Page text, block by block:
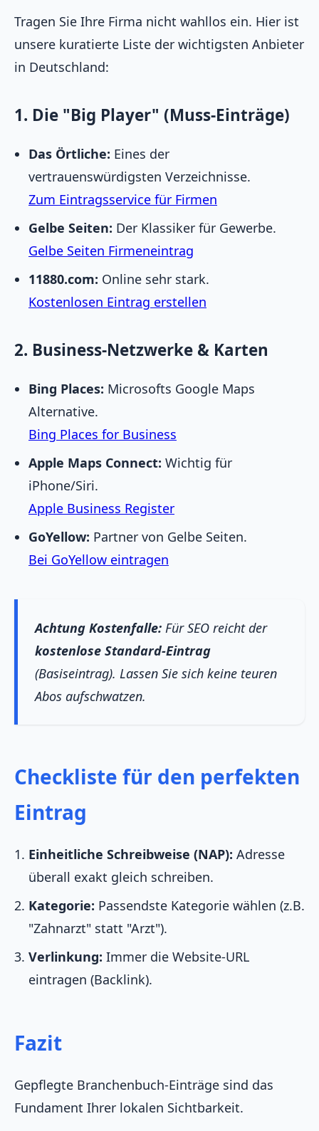
Tragen Sie Ihre Firma nicht wahllos ein. Hier ist
unsere kuratierte Liste der wichtigsten Anbieter
in Deutschland:
1. Die "Big Player" (Muss-Einträge)
Das Örtliche: Eines der
vertrauenswürdigsten Verzeichnisse.
Zum Eintragsservice für Firmen
Gelbe Seiten: Der Klassiker für Gewerbe.
Gelbe Seiten Firmeneintrag
11880.com: Online sehr stark.
Kostenlosen Eintrag erstellen
2. Business-Netzwerke & Karten
Bing Places: Microsofts Google Maps
Alternative.
Bing Places for Business
Apple Maps Connect: Wichtig für
iPhone/Siri.
Apple Business Register
GoYellow: Partner von Gelbe Seiten.
Bei GoYellow eintragen
Achtung Kostenfalle: Für SEO reicht der
kostenlose Standard-Eintrag
(Basiseintrag). Lassen Sie sich keine teuren
Abos aufschwatzen.
Checkliste für den perfekten
Eintrag
Einheitliche Schreibweise (NAP): Adresse
überall exakt gleich schreiben.
Kategorie: Passendste Kategorie wählen (z.B.
"Zahnarzt" statt "Arzt").
Verlinkung: Immer die Website-URL
eintragen (Backlink).
Fazit
Gepflegte Branchenbuch-Einträge sind das
Fundament Ihrer lokalen Sichtbarkeit.